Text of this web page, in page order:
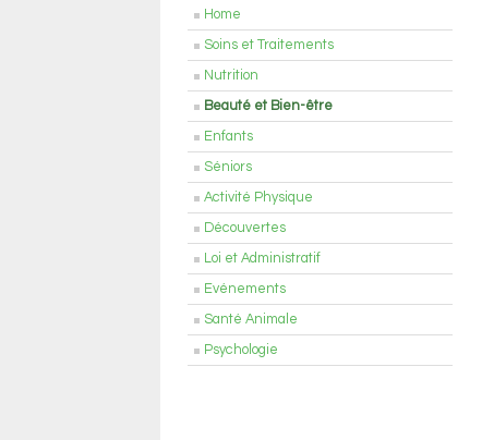
Home
Soins et Traitements
Nutrition
Beauté et Bien-être
Enfants
Séniors
Activité Physique
Découvertes
Loi et Administratif
Evénements
Santé Animale
Psychologie